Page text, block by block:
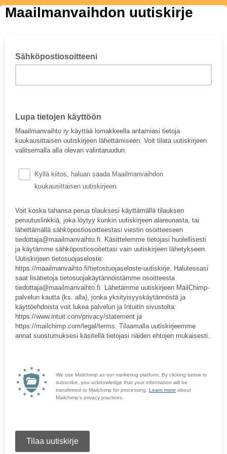
Maailmanvaihdon uutiskirje
Sähköpostiosoitteeni
Lupa tietojen käyttöön
Maailmanvaihto ry käyttää lomakkeella antamiasi tietoja
kuukausittaisen uutiskirjeen lähettämiseen. Voit tilata uutiskirjeen
valitsemalla alla olevan valintaruudun.
Kyllä kiitos, haluan saada Maailmanvaihdon
kuukausittaisen uutiskirjeen.
Voit koska tahansa perua tilauksesi käyttämällä tilauksen
peruutuslinkkiä, joka löytyy kunkin uutiskirjeen alareunasta, tai
lähettämällä sähköpostiosoitteestasi viestin osoitteeseen
tiedottaja@maailmanvaihto.fi. Käsittelemme tietojasi huolellisesti
ja käytämme sähköpostiosoitettasi vain uutiskirjeen lähetykseen.
Uutiskirjeen tietosuojaseloste:
https://maailmanvaihto.fi/tietostuojaseloste-uutiskirje. Halutessasi
saat lisätietoja tietosuojakäytännöistämme osoitteesta
tiedottaja@maailmanvaihto.fi. Lähetämme uutiskirjeen MailChimp-
palvelun kautta (ks. alla), jonka yksityisyyskäytännöstä ja
käyttöehdoista voit lukea palvelun ja Intuitin sivustolta:
https://www.intuit.com/privacy/statement ja
https://mailchimp.com/legal/terms. Tilaamalla uutiskirjeemme
annat suostumuksesi käsitellä tietojasi näiden ehtojen mukaisesti.
We use Mailchimp as our marketing platform. By clicking below to
subscribe, you acknowledge that your information will be
transferred to Mailchimp for processing. Learn more about
Mailchimp's privacy practices.